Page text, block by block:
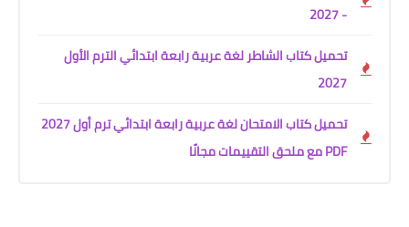
- 2027
تحميل كتاب الشاطر لغة عربية رابعة ابتدائي الترم الأول
2027
تحميل كتاب الامتحان لغة عربية رابعة ابتدائي ترم أول 2027
PDF مع ملحق التقييمات مجانًا